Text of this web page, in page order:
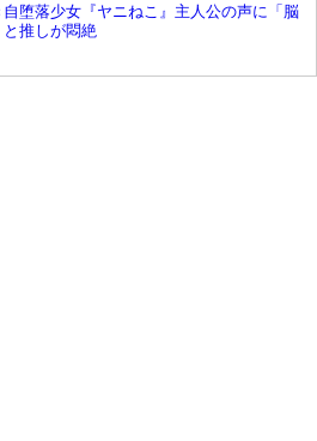
自堕落少女『ヤニねこ』主人公の声に「脳
推しが悶絶